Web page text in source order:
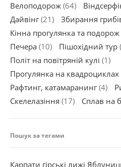
Велоподорож (64)
Дайвінг(21) Збирання
Кінна прогулянка та подорож
Печера (10) Пішохідний тур
Політ на повітряній кулі (1)
Прогулянка на квадроциклах
Рафтинг, катамаранинг(4)
Скелелазіння (17) Сплав на
Пошук за тегами
Карпати гірські лижі